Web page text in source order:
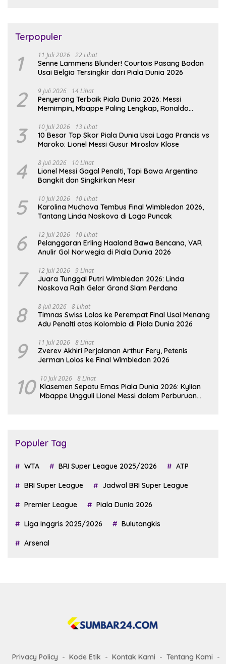
Terpopuler
1 11 Juli 2026 22 Lihat
Senne Lammens Blunder! Courtois Pasang Badan
Usai Belgia Tersingkir dari Piala Dunia 2026
2 9 Juli 2026 14 Lihat
Penyerang Terbaik Piala Dunia 2026: Messi
Memimpin, Mbappe Paling Lengkap, Ronaldo
3 10 Juli 2026 13 Lihat
10 Besar Top Skor Piala Dunia Usai Laga Prancis vs
Maroko: Lionel Messi Gusur Miroslav Klose
4 8 Juli 2026 10 Lihat
Lionel Messi Gagal Penalti, Tapi Bawa Argentina
Bangkit dan Singkirkan Mesir
5 10 Juli 2026 10 Lihat
Karolina Muchova Tembus Final Wimbledon 2026,
Tantang Linda Noskova di Laga Puncak
6 12 Juli 2026 10 Lihat
Pelanggaran Erling Haaland Bawa Bencana, VAR
Anulir Gol Norwegia di Piala Dunia 2026
7 12 Juli 2026 9 Lihat
Juara Tunggal Putri Wimbledon 2026: Linda
Noskova Raih Gelar Grand Slam Perdana
8 8 Juli 2026 8 Lihat
Timnas Swiss Lolos ke Perempat Final Usai Menang
Adu Penalti atas Kolombia di Piala Dunia 2026
9 11 Juli 2026 8 Lihat
Zverev Akhiri Perjalanan Arthur Fery, Petenis
Jerman Lolos ke Final Wimbledon 2026
10 10 Juli 2026 8 Lihat
Klasemen Sepatu Emas Piala Dunia 2026: Kylian
Mbappe Ungguli Lionel Messi dalam Perburuan
Populer Tag
WTA BRI Super League 2025/2026 ATP
BRI Super League Jadwal BRI Super League
Premier League Piala Dunia 2026
Liga Inggris 2025/2026 Bulutangkis
Arsenal
Privacy Policy Kode Etik Kontak Kami
Tentang Kami